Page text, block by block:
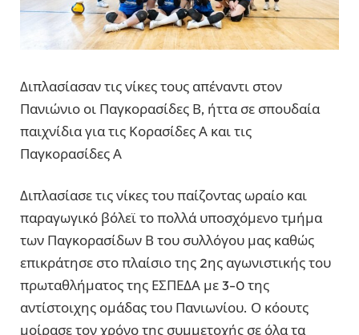
Διπλασίασαν τις νίκες τους απέναντι στον
Πανιώνιο οι Παγκορασίδες Β, ήττα σε σπουδαία
παιχνίδια για τις Κορασίδες Α και τις
Παγκορασίδες Α
Διπλασίασε τις νίκες του παίζοντας ωραίο και
παραγωγικό βόλεϊ το πολλά υποσχόμενο τμήμα
των Παγκορασίδων Β του συλλόγου μας καθώς
επικράτησε στο πλαίσιο της 2ης αγωνιστικής του
πρωταθλήματος της ΕΣΠΕΔΑ με 3-0 της
αντίστοιχης ομάδας του Πανιωνίου. Ο κόουτς
μοίρασε τον χρόνο της συμμετοχής σε όλα τα